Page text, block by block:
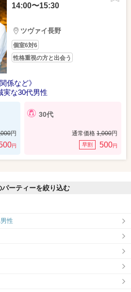
14:00〜15:30
ツヴァイ長野
個室6対6
性格重視の方と出会う
係など》
実な30代男性
円
円
30代
通常価格 1,000円
早割 500円
パーティーを絞り込む
性